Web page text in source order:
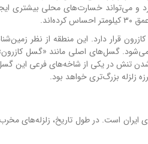
و می‌تواند خسارت‌های محلی بیشتری
قرار دارد. این منطقه از نظر
گسل‌های اصلی مانند «گسل
۴ ریشتری، احتمالاً ناشی از آزاد شدن تنش در یکی از شاخه‌های
زلزله بزرگ‌تری خواهد بود.
ایران است. در طول تاریخ، زلزله‌های